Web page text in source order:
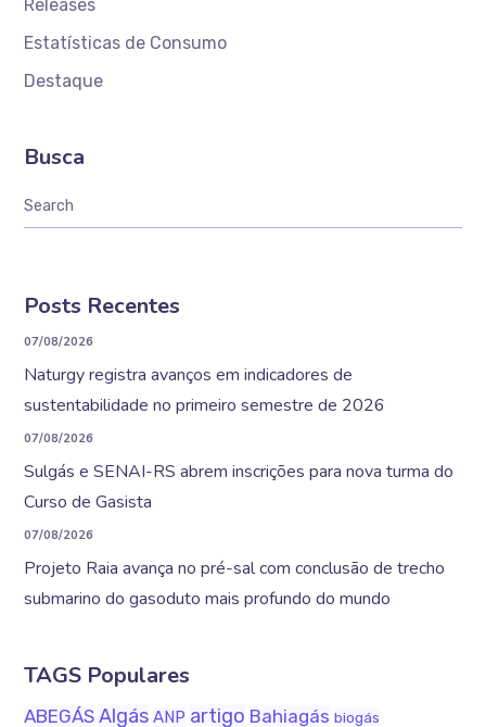
Releases
Estatísticas de Consumo
Destaque
Busca
Posts Recentes
07/08/2026
Naturgy registra avanços em indicadores de
sustentabilidade no primeiro semestre de 2026
07/08/2026
Sulgás e SENAI-RS abrem inscrições para nova turma do
Curso de Gasista
07/08/2026
Projeto Raia avança no pré-sal com conclusão de trecho
submarino do gasoduto mais profundo do mundo
TAGS Populares
ABEGÁS Algás ANP artigo Bahiagás biogás